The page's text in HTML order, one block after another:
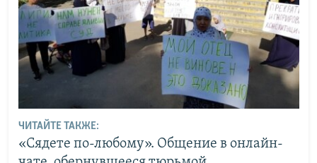
ЧИТАЙТЕ ТАКЖЕ:
«Сядете по-любому». Общение в онлайн-